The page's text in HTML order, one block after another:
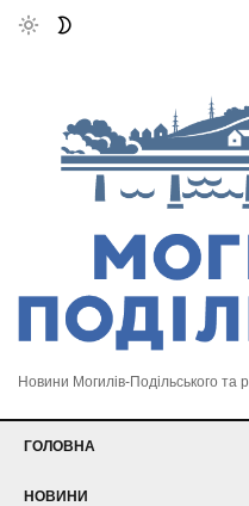
Новини Могилів-Подільського та
ГОЛОВНА
НОВИНИ